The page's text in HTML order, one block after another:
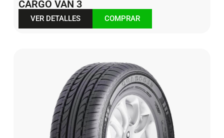
CARGO VAN 3
VER DETALLES COMPRAR